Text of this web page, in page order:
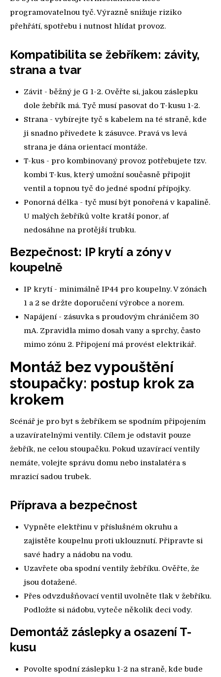
programovatelnou tyč. Výrazně snižuje riziko
přehřátí, spotřebu i nutnost hlídat provoz.
Kompatibilita se žebříkem: závity,
strana a tvar
Závit - běžný je G 1-2. Ověřte si, jakou záslepku
dole žebřík má. Tyč musí pasovat do T-kusu 1-2.
Strana - vybírejte tyč s kabelem na té straně, kde
ji snadno přivedete k zásuvce. Pravá vs levá
strana je dána orientací montáže.
T-kus - pro kombinovaný provoz potřebujete tzv.
kombi T-kus, který umožní současně připojit
ventil a topnou tyč do jedné spodní přípojky.
Ponorná délka - tyč musí být ponořená v kapalině.
U malých žebříků volte kratší ponor, ať
nedosáhne na protější trubku.
Bezpečnost: IP krytí a zóny v
koupelně
IP krytí - minimálně IP44 pro koupelny. V zónách
1 a 2 se držte doporučení výrobce a norem.
Napájení - zásuvka s proudovým chráničem 30
mA. Zpravidla mimo dosah vany a sprchy, často
mimo zónu 2. Připojení má provést elektrikář.
Montáž bez vypouštění
stoupačky: postup krok za
krokem
Scénář je pro byt s žebříkem se spodním připojením
a uzavíratelnými ventily. Cílem je odstavit pouze
žebřík, ne celou stoupačku. Pokud uzavírací ventily
nemáte, volejte správu domu nebo instalatéra s
mrazicí sadou trubek.
Příprava a bezpečnost
Vypněte elektřinu v příslušném okruhu a
zajistěte koupelnu proti uklouznutí. Připravte si
savé hadry a nádobu na vodu.
Uzavřete oba spodní ventily žebříku. Ověřte, že
jsou dotažené.
Přes odvzdušňovací ventil uvolněte tlak v žebříku.
Podložte si nádobu, vyteče několik deci vody.
Demontáž záslepky a osazení T-
kusu
Povolte spodní záslepku 1-2 na straně, kde bude